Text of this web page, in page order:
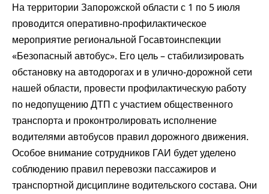
На территории Запорожской области с 1 по 5 июля
проводится оперативно-профилактическое
мероприятие региональной Госавтоинспекции
«Безопасный автобус». Его цель – стабилизировать
обстановку на автодорогах и в улично-дорожной сети
нашей области, провести профилактическую работу
по недопущению ДТП с участием общественного
транспорта и проконтролировать исполнение
водителями автобусов правил дорожного движения.
Особое внимание сотрудников ГАИ будет уделено
соблюдению правил перевозки пассажиров и
транспортной дисциплине водительского состава. Они